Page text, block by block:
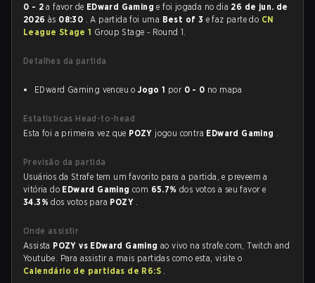
0 - 2 a favor de EDward Gaminge foi jogada no dia 26 de jun. de
2026 às 08:30 . A partida foi uma Best of 3 e faz parte do CN
League Stage 1 Group Stage - Round 1.
Detalhes da partida
EDward Gaming venceu oJogo 1 por 0 - 0 no mapa
Estatísticas Head-to-head
Esta foi a primeira vez que POZY jogou contra EDward Gaming .
Previsão da partida
Usuários da Strafe tem um favorito para a partida, e preveem a
vitória do EDward Gamingcom 65.7%dos votos a seu favor e
34.3%dos votos para POZY .
Onde assistir
Assista POZY vs EDward Gamingao vivo na strafe.com, Twitch and
Youtube. Para assistir a mais partidas como esta, visite o
Calendário de partidas de R6:S .